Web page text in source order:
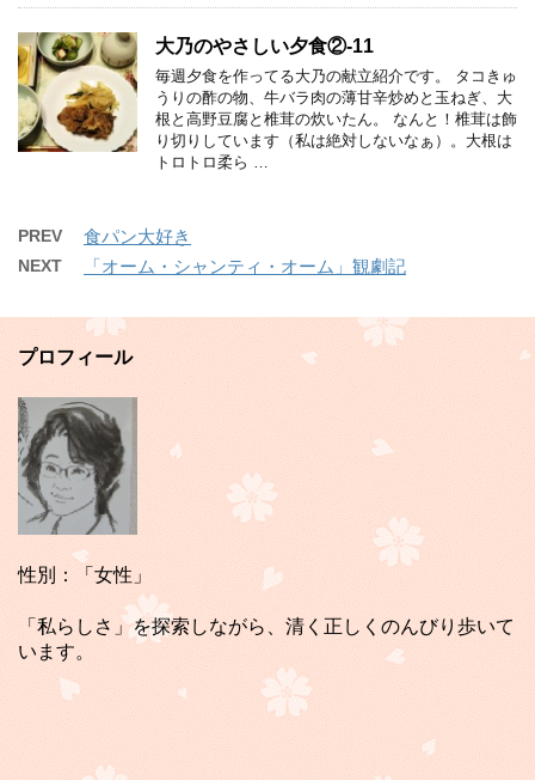
大乃のやさしい夕食②-11
毎週夕食を作ってる大乃の献立紹介です。 タコきゅ
うりの酢の物、牛バラ肉の薄甘辛炒めと玉ねぎ、大
根と高野豆腐と椎茸の炊いたん。 なんと！椎茸は飾
り切りしています（私は絶対しないなぁ）。大根は
トロトロ柔ら …
PREV 食パン大好き
NEXT 「オーム・シャンティ・オーム」観劇記
プロフィール
性別：「女性」
「私らしさ」を探索しながら、清く正しくのんびり歩いて
います。